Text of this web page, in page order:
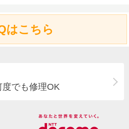
はこちら
度でも修理OK